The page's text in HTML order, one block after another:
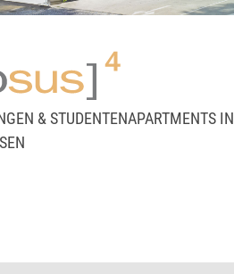
& STUDENTENAPARTMENTS IN